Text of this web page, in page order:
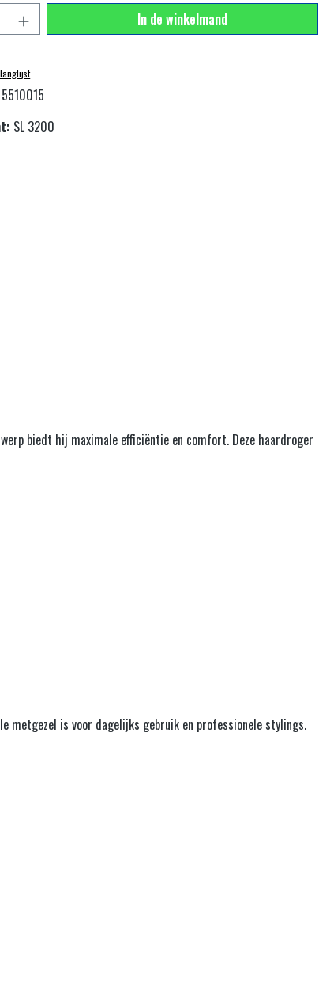
Voer de gewenste hoeveelheid in of
In de winkelmand
5510015
SL 3200
biedt hij maximale efficiëntie en comfort. Deze haardroger
metgezel is voor dagelijks gebruik en professionele stylings.